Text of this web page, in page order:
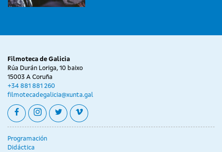
Filmoteca de Galicia
Rúa Durán Loriga, 10 baixo
15003 A Coruña
+34 881 881 260
filmotecadegalicia@xunta.gal
facebookinstagram
twittervimeo
Programación
Didáctica